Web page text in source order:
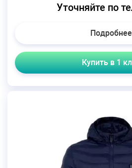
Уточняйте по
Подробнее
Купить в 1